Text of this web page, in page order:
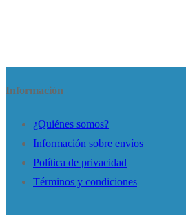
Información
¿Quiénes somos?
Información sobre envíos
Política de privacidad
Términos y condiciones